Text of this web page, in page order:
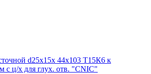
d25х15х 44х103 Т15К6 к
с ц/х для глух. отв. "CNIC"